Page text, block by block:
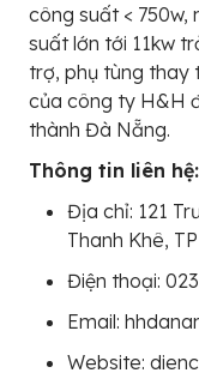
công suất < 750w,
suất lớn tới 11kw
trợ, phụ tùng thay
của công ty H&H
thành Đà Nẵng.
Thông tin liên hệ:
Địa chỉ: 121
Thanh Khê,
Điện thoại:
Email:
Website: